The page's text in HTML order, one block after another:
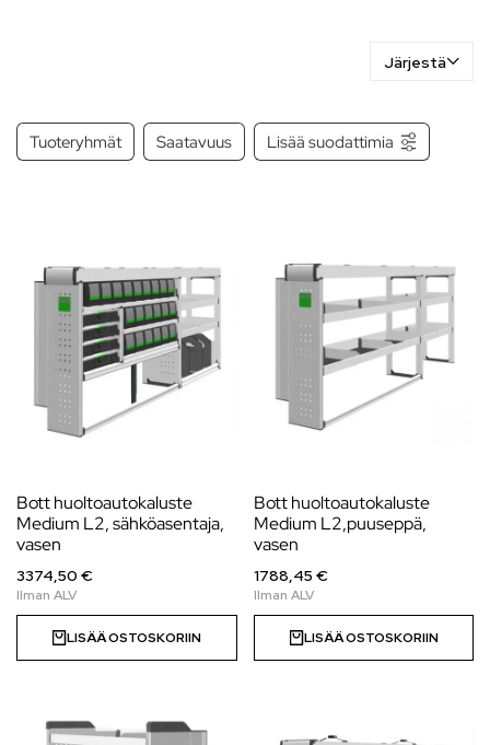
Järjestä
Tuoteryhmät Saatavuus Lisää suodattimia
Bott huoltoautokaluste
Medium L2, sähköasentaja,
vasen
3374,50 €
LISÄÄ OSTOSKORIIN
Bott huoltoautokaluste
Medium L2,puuseppä,
vasen
1788,45 €
LISÄÄ OSTOSKORIIN